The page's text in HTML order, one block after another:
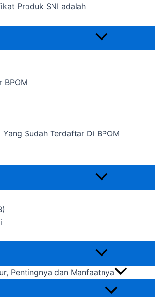
Produk SNI adalah
BPOM
Sudah Terdaftar Di BPOM
Pentingnya dan Manfaatnya